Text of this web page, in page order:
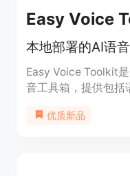
Easy Voice
Easy Voice Toolkit
音工具箱，提供包括
流程，用户可以根
优质新品